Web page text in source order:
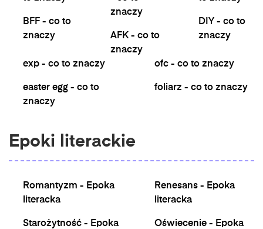
BFF - co to
znaczy
znaczy
AFK - co to
znaczy
DIY - co to
znaczy
exp - co to znaczy
easter egg - co to
znaczy
ofc - co to znaczy
foliarz - co to znaczy
Epoki literackie
Romantyzm - Epoka
literacka
Starożytność - Epoka
Renesans - Epoka
literacka
Oświecenie - Epoka